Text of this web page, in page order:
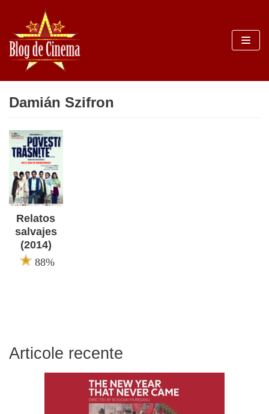
Sari
la
conținut
Damián Szifron
Relatos
salvajes
(2014)
88%
Articole recente